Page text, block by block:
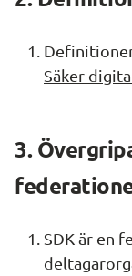
Säker
3.
SDK är en